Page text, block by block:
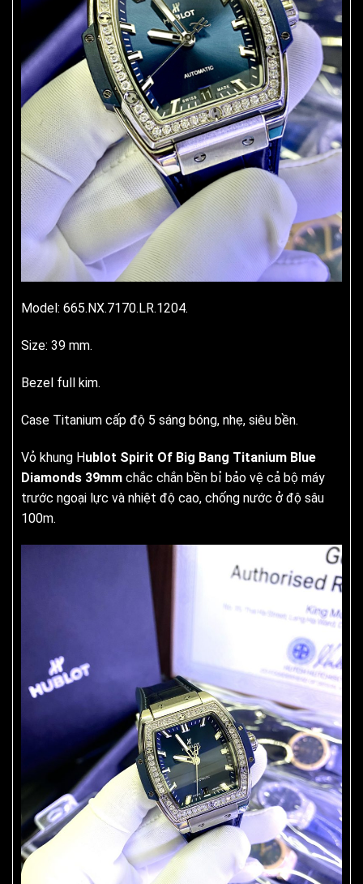
Model: 665.NX.7170.LR.1204.
Size: 39 mm.
Bezel full kim.
Case Titanium cấp độ 5 sáng bóng, nhẹ, siêu bền.
Vỏ khung Hublot Spirit Of Big Bang Titanium Blue
Diamonds 39mm chắc chắn bền bỉ bảo vệ cả bộ máy
trước ngoại lực và nhiệt độ cao, chống nước ở độ sâu
100m.